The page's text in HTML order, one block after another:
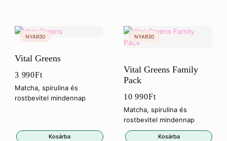
Vital Greens
3 990Ft
Matcha, spirulina és
rostbevitel mindennap
Kosárba
Vital Greens Family
Pack
10 990Ft
Matcha, spirulina és
rostbevitel mindennap
Kosárba